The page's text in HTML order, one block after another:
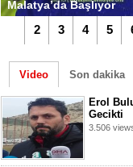
Malatya’da Başlıyor
2 3 4 5
Video Son dakika
Erol
Gecikti
3.506